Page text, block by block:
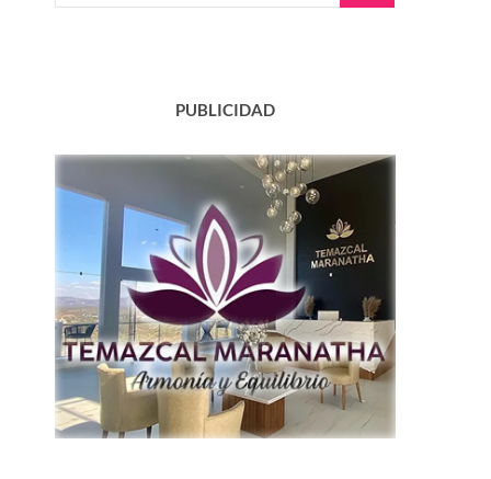
u
PUBLICIDAD